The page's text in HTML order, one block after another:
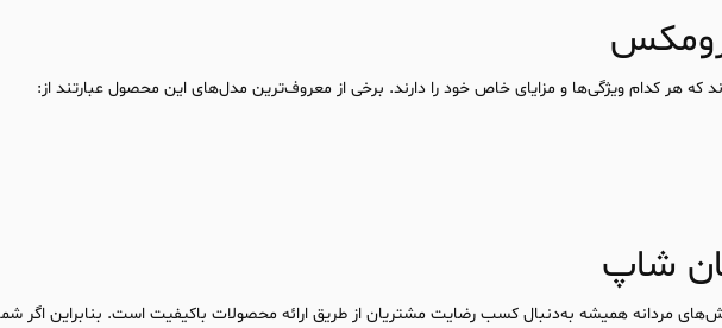
هر کدام ویژگی‌ها و مزایای خاص خود را دارند. برخی از معروف‌ترین مدل‌های این محصول عبارتند از:
شاپ
مردانه همیشه به‌دنبال کسب رضایت مشتریان از طریق ارائه محصولات باکیفیت است. بنابراین